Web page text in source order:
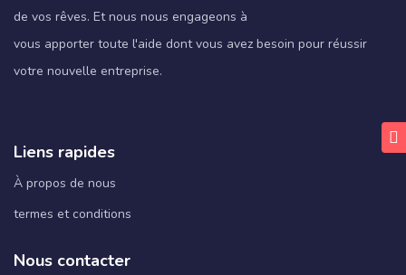
de vos rêves. Et nous nous engageons à
vous apporter toute l'aide dont vous avez besoin pour réussir
votre nouvelle entreprise.
Liens rapides
À propos de nous
termes et conditions
Nous contacter